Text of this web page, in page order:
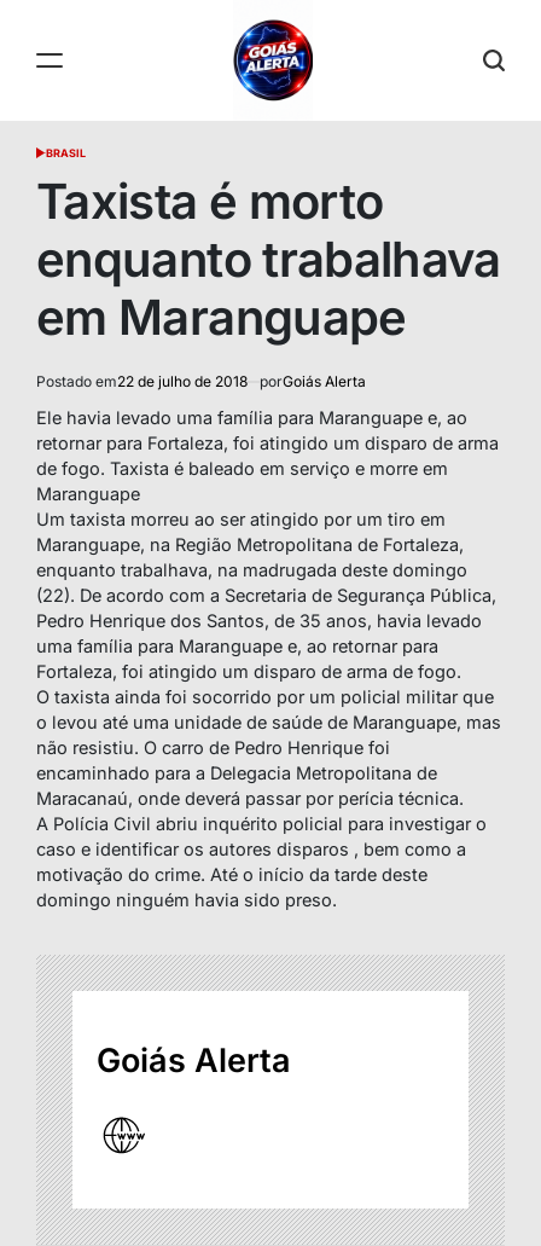
POSTED
BRASIL
Taxista é morto
enquanto trabalhava
em Maranguape
Postado em22 de julho de 2018 porGoiás Alerta
Ele havia levado uma família para Maranguape e, ao
retornar para Fortaleza, foi atingido um disparo de arma
de fogo. Taxista é baleado em serviço e morre em
Maranguape
Um taxista morreu ao ser atingido por um tiro em
Maranguape, na Região Metropolitana de Fortaleza,
enquanto trabalhava, na madrugada deste domingo
(22). De acordo com a Secretaria de Segurança Pública,
Pedro Henrique dos Santos, de 35 anos, havia levado
uma família para Maranguape e, ao retornar para
Fortaleza, foi atingido um disparo de arma de fogo.
O taxista ainda foi socorrido por um policial militar que
o levou até uma unidade de saúde de Maranguape, mas
não resistiu. O carro de Pedro Henrique foi
encaminhado para a Delegacia Metropolitana de
Maracanaú, onde deverá passar por perícia técnica.
A Polícia Civil abriu inquérito policial para investigar o
caso e identificar os autores disparos , bem como a
motivação do crime. Até o início da tarde deste
domingo ninguém havia sido preso.
Goiás Alerta